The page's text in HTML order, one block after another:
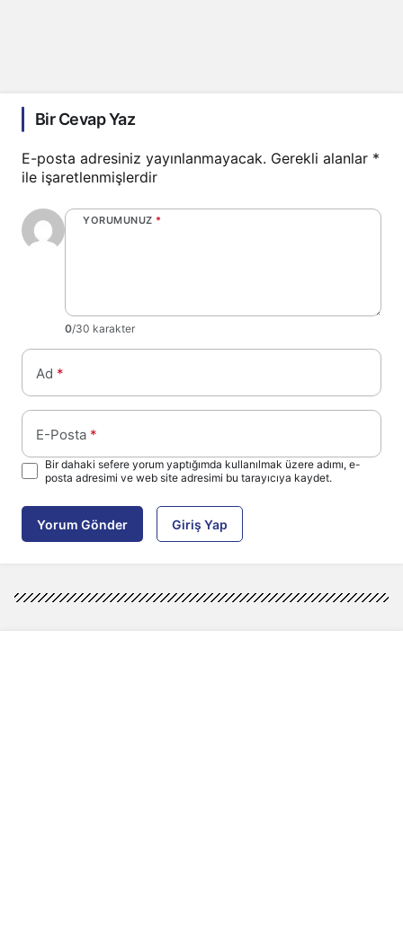
Bir Cevap Yaz
E-posta adresiniz yayınlanmayacak. Gerekli alanlar *
ile işaretlenmişlerdir
YORUMUNUZ *
0/30 karakter
Ad *
E-Posta *
Bir dahaki sefere yorum yaptığımda kullanılmak üzere adımı, e-
posta adresimi ve web site adresimi bu tarayıcıya kaydet.
Yorum Gönder Giriş Yap